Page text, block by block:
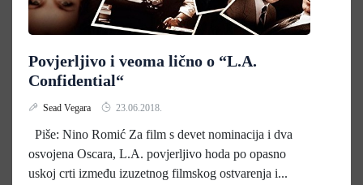
Povjerljivo i veoma lično o “L.A.
Confidential“
Sead Vegara 23.06.2018.
Piše: Nino Romić Za film s devet nominacija i dva
osvojena Oscara, L.A. povjerljivo hoda po opasno
uskoj crti između izuzetnog filmskog ostvarenja i...